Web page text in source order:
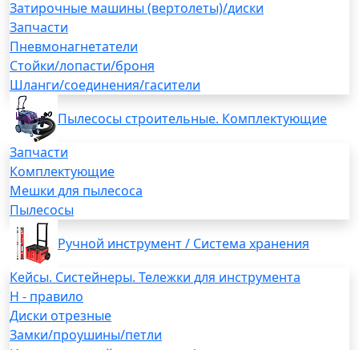
Затирочные машины (вертолеты)/диски
Запчасти
Пневмонагнетатели
Стойки/лопасти/броня
Шланги/соединения/гасители
Пылесосы строительные. Комплектующие
Запчасти
Комплектующие
Мешки для пылесоса
Пылесосы
Ручной инструмент / Система хранения
Кейсы. Систейнеры. Тележки для инструмента
H - правило
Диски отрезные
Замки/проушины/петли